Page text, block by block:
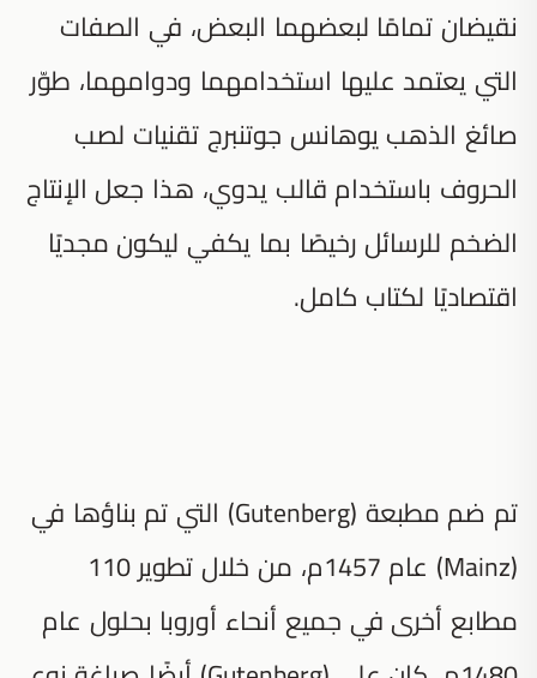
نقيضان تمامًا لبعضهما البعض، في الصفات
التي يعتمد عليها استخدامهما ودوامهما، طوّر
صائغ الذهب يوهانس جوتنبرج تقنيات لصب
الحروف باستخدام قالب يدوي، هذا جعل الإنتاج
الضخم للرسائل رخيصًا بما يكفي ليكون مجديًا
اقتصاديًا لكتاب كامل.
تم ضم مطبعة (Gutenberg) التي تم بناؤها في
(Mainz) عام 1457م، من خلال تطوير 110
مطابع أخرى في جميع أنحاء أوروبا بحلول عام